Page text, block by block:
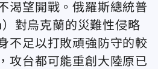
渴望開戰。俄羅斯總統普
對烏克蘭的災難性侵略
不足以打敗頑強防守的較
攻台都可能重創大陸原已